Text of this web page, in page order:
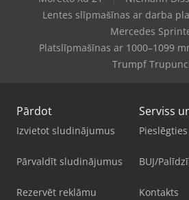
Lentes slīpmašīnas ar darba
Mercedes
Platslīpmašīnas ar 1000–1099
Trumpf
Pārdot
Izvietot sludinājumus
Pārvaldīt sludinājumus
Rezervēt reklāmu
Serviss
Pieslēgties
BUJ/
Kontakts